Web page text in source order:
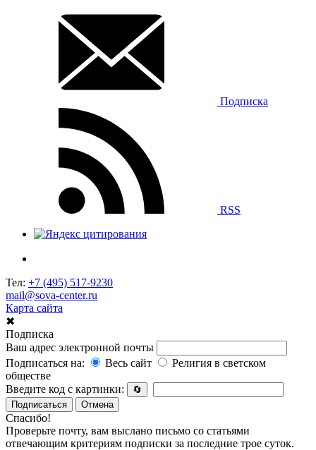
Подписка
RSS
Тел: +7 (495) 517-9230
mail@sova-center.ru
Карта сайта
✖
Подписка
Ваш адрес электронной почты
Подписаться на:
Весь сайт
Религия в светском
обществе
Введите код с картинки:
🔄
Подписаться
Отмена
Спасибо!
Проверьте почту, вам выслано письмо со статьями
отвечающим критериям подписки за последние трое суток.